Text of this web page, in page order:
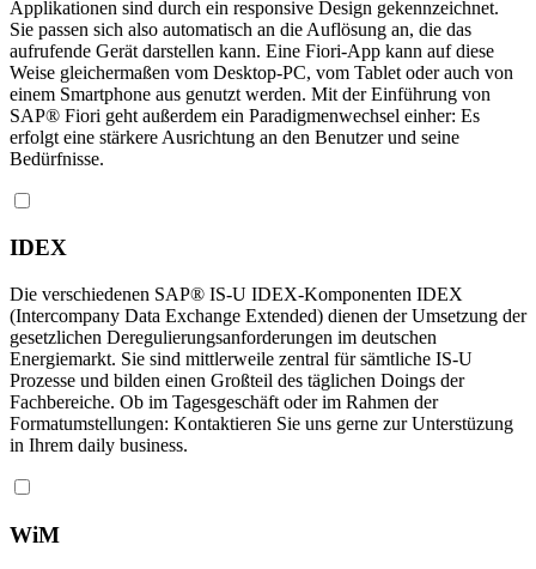
Applikationen sind durch ein responsive Design gekennzeichnet.
Sie passen sich also automatisch an die Auflösung an, die das
aufrufende Gerät darstellen kann. Eine Fiori-App kann auf diese
Weise gleichermaßen vom Desktop-PC, vom Tablet oder auch von
einem Smartphone aus genutzt werden. Mit der Einführung von
SAP® Fiori geht außerdem ein Paradigmenwechsel einher: Es
erfolgt eine stärkere Ausrichtung an den Benutzer und seine
Bedürfnisse.
IDEX
Die verschiedenen SAP® IS-U IDEX-Komponenten IDEX
(Intercompany Data Exchange Extended) dienen der Umsetzung der
gesetzlichen Deregulierungsanforderungen im deutschen
Energiemarkt. Sie sind mittlerweile zentral für sämtliche IS-U
Prozesse und bilden einen Großteil des täglichen Doings der
Fachbereiche. Ob im Tagesgeschäft oder im Rahmen der
Formatumstellungen: Kontaktieren Sie uns gerne zur Unterstüzung
in Ihrem daily business.
WiM